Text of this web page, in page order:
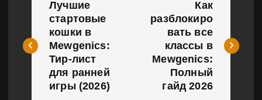
в
Лучшие
стартовые
кошки в
Mewgenics:
Тир-лист
для ранней
игры (2026)
Как
разблокиро
вать все
классы в
Mewgenics:
Полный
гайд 2026